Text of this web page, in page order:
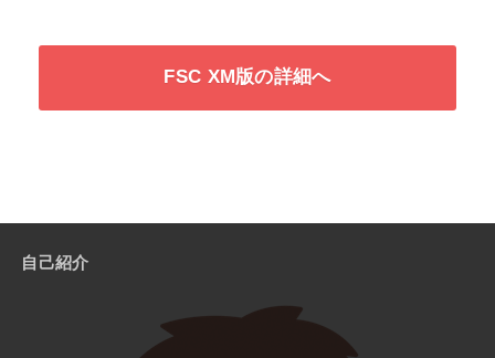
FSC XM版の詳細へ
自己紹介